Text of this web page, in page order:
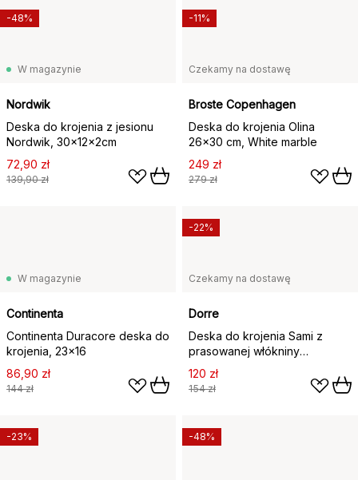
W magazynie
Nordwik
Deska do krojenia z jesionu
Nordwik, 30x12x2cm
72,90 zł
139,90 zł
-48%
Czekamy na dostawę
Broste Copenhagen
Deska do krojenia Olina
26x30 cm, White marble
249 zł
279 zł
-11%
W magazynie
Continenta
Continenta Duracore deska do
krojenia, 23x16
86,90 zł
144 zł
Czekamy na dostawę
Dorre
Deska do krojenia Sami z
prasowanej włókniny
drzewnej, 37x27,5 cm
120 zł
154 zł
-22%
-23% -48%